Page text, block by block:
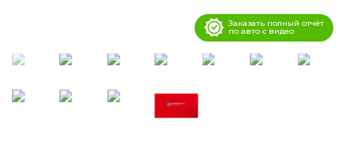
Заказать полный отчёт
по авто с видео